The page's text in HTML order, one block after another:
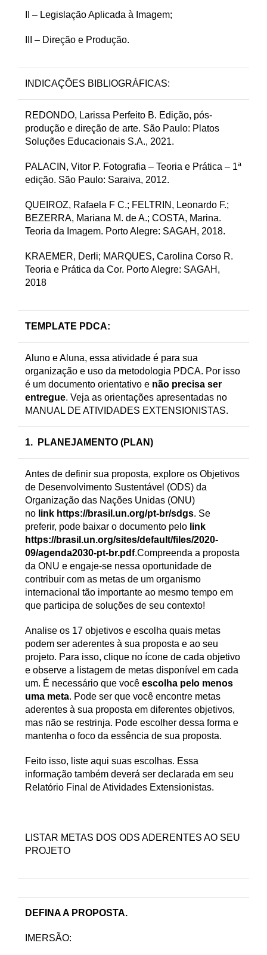
II – Legislação Aplicada à Imagem;
III – Direção e Produção.
INDICAÇÕES BIBLIOGRÁFICAS:
REDONDO, Larissa Perfeito B. Edição, pós-
produção e direção de arte. São Paulo: Platos
Soluções Educacionais S.A., 2021.
PALACIN, Vitor P. Fotografia – Teoria e Prática – 1ª
edição. São Paulo: Saraiva, 2012.
QUEIROZ, Rafaela F C.; FELTRIN, Leonardo F.;
BEZERRA, Mariana M. de A.; COSTA, Marina.
Teoria da Imagem. Porto Alegre: SAGAH, 2018.
KRAEMER, Derli; MARQUES, Carolina Corso R.
Teoria e Prática da Cor. Porto Alegre: SAGAH,
2018
TEMPLATE PDCA:
Aluno e Aluna, essa atividade é para sua
organização e uso da metodologia PDCA. Por isso
é um documento orientativo e não precisa ser
entregue. Veja as orientações apresentadas no
MANUAL DE ATIVIDADES EXTENSIONISTAS.
1. PLANEJAMENTO (PLAN)
Antes de definir sua proposta, explore os Objetivos
de Desenvolvimento Sustentável (ODS) da
Organização das Nações Unidas (ONU)
no link https://brasil.un.org/pt-br/sdgs. Se
preferir, pode baixar o documento pelo link
https://brasil.un.org/sites/default/files/2020-
09/agenda2030-pt-br.pdf.Compreenda a proposta
da ONU e engaje-se nessa oportunidade de
contribuir com as metas de um organismo
internacional tão importante ao mesmo tempo em
que participa de soluções de seu contexto!
Analise os 17 objetivos e escolha quais metas
podem ser aderentes à sua proposta e ao seu
projeto. Para isso, clique no ícone de cada objetivo
e observe a listagem de metas disponível em cada
um. É necessário que você escolha pelo menos
uma meta. Pode ser que você encontre metas
aderentes à sua proposta em diferentes objetivos,
mas não se restrinja. Pode escolher dessa forma e
mantenha o foco da essência de sua proposta.
Feito isso, liste aqui suas escolhas. Essa
informação também deverá ser declarada em seu
Relatório Final de Atividades Extensionistas.
LISTAR METAS DOS ODS ADERENTES AO SEU
PROJETO
DEFINA A PROPOSTA.
IMERSÃO: